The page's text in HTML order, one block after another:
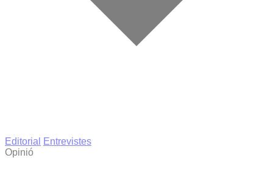
Editorial
Entrevistes
Opinió